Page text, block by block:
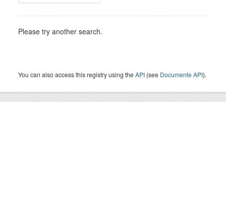
Please try another search.
You can also access this registry using theAPI (see Documente API).